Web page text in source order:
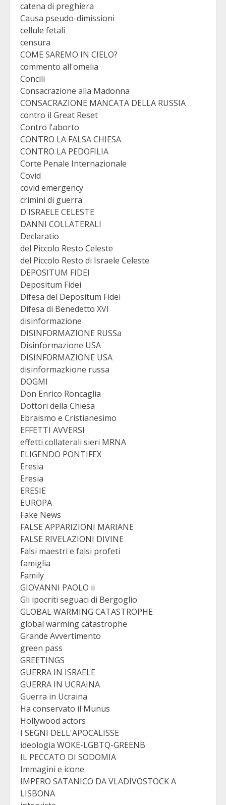
catena di preghiera
Causa pseudo-dimissioni
cellule fetali
censura
COME SAREMO IN CIELO?
commento all'omelia
Concili
Consacrazione alla Madonna
CONSACRAZIONE MANCATA DELLA RUSSIA
contro il Great Reset
Contro l'aborto
CONTRO LA FALSA CHIESA
CONTRO LA PEDOFILIA
Corte Penale Internazionale
Covid
covid emergency
crimini di guerra
D'ISRAELE CELESTE
DANNI COLLATERALI
Declaratio
del Piccolo Resto Celeste
del Piccolo Resto di Israele Celeste
DEPOSITUM FIDEI
Depositum Fidei
Difesa del Depositum Fidei
Difesa di Benedetto XVI
disinformazione
DISINFORMAZIONE RUSSa
Disinformazione USA
DISINFORMAZIONE USA
disinformazkione russa
DOGMI
Don Enrico Roncaglia
Dottori della Chiesa
Ebraismo e Cristianesimo
EFFETTI AVVERSI
effetti collaterali sieri MRNA
ELIGENDO PONTIFEX
Eresia
Eresia
ERESIE
EUROPA
Fake News
FALSE APPARIZIONI MARIANE
FALSE RIVELAZIONI DIVINE
Falsi maestri e falsi profeti
famiglia
Family
GIOVANNI PAOLO ii
Gli ipocriti seguaci di Bergoglio
GLOBAL WARMING CATASTROPHE
global warming catastrophe
Grande Avvertimento
green pass
GREETINGS
GUERRA IN ISRAELE
GUERRA IN UCRAINA
Guerra in Ucraina
Ha conservato il Munus
Hollywood actors
I SEGNI DELL'APOCALISSE
ideologia WOKE-LGBTQ-GREENB
IL PECCATO DI SODOMIA
Immagini e icone
IMPERO SATANICO DA VLADIVOSTOCK A
LISBONA